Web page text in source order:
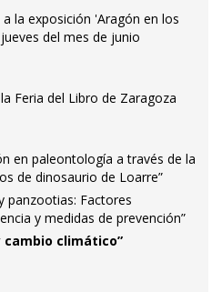
la exposición 'Aragón en los
del mes de junio
Feria del Libro de Zaragoza
en paleontología a través de la
de dinosaurio de Loarre”
panzootias: Factores
y medidas de prevención”
climático”